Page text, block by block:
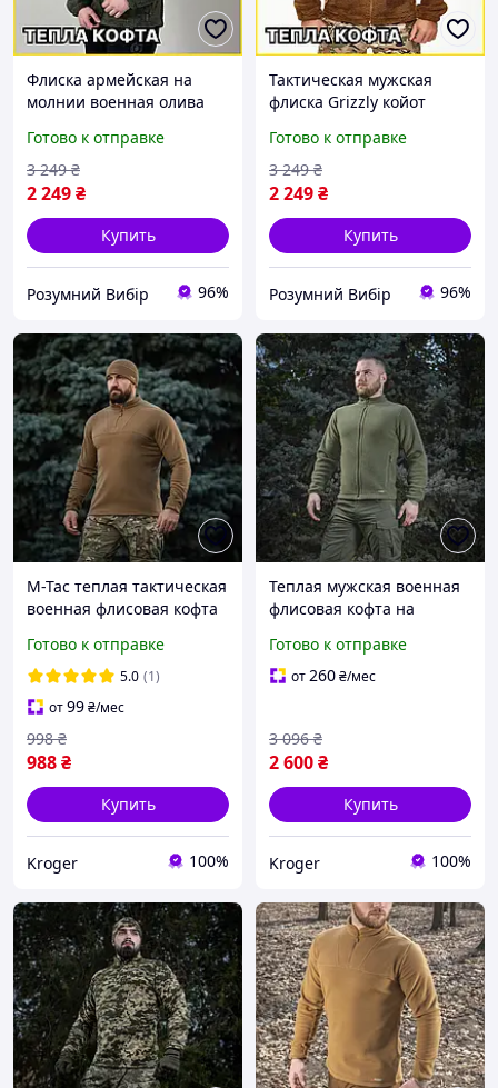
Флиска армейская на
молнии военная олива
флисовая кофта теплая
флисовая кофта олива Р/В
Готово к отправке
2 249₴
3 249 ₴
Купить
Розумний Вибір 96%
Тактическая мужская
флиска Grizzly койот
военная армейская кофта
на молнии Р/В
Готово к отправке
2 249₴
3 249 ₴
Купить
Розумний Вибір 96%
M-Tac теплая тактическая
военная флисовая кофта
Готово к отправке
5.0 (1)
от99₴/мес
988₴
998 ₴
Купить
Kroger 100%
Теплая мужская военная
флисовая кофта на
Polartec Army Olive
Готово к отправке
от260₴/мес
2 600₴
3 096 ₴
Купить
Kroger 100%